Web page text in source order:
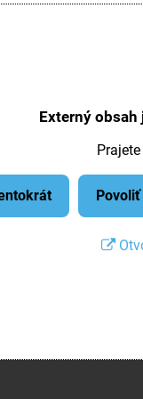
Externý